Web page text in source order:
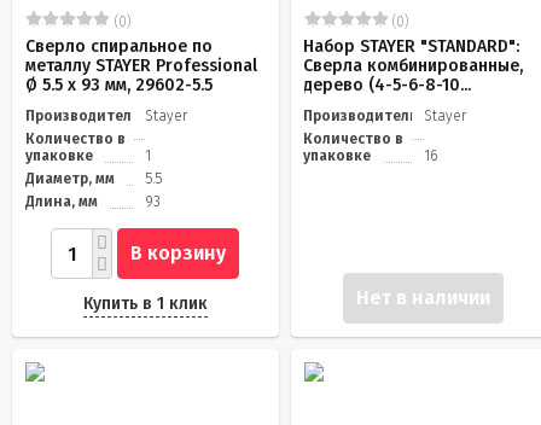
(0)
Сверло спиральное по
металлу STAYER Professional
Ø 5.5 х 93 мм, 29602-5.5
Производитель
Stayer
Количество в
упаковке
1
Диаметр, мм
5.5
Длина, мм
93
В корзину
Купить в 1 клик
(0)
Набор STAYER "STANDARD":
Сверла комбинированные,
дерево (4-5-6-8-10...
Производитель
Stayer
Количество в
упаковке
16
Нет в наличии